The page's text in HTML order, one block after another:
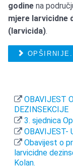
godine na
mjere larvicidne
(larvicida).
OBAVIJEST
DEZINSEKCIJE
3. sjednica
OBAVIJEST-
Obavijest o
larvicidne
Kolan.